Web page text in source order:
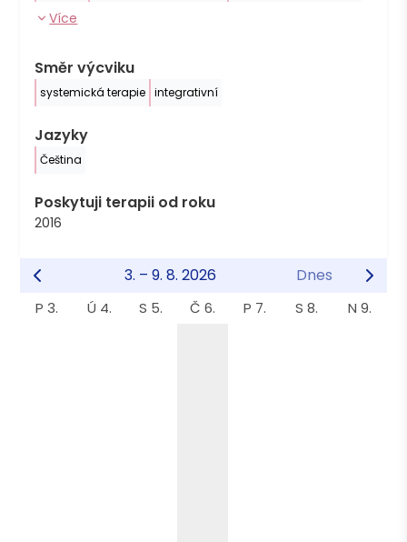
Více
Směr výcviku
systemická terapie integrativní
Jazyky
Čeština
Poskytuji terapii od roku
2016
3. – 9. 8. 2026 Dnes
P 3. Ú 4. S 5. Č 6. P 7. S 8. N 9.